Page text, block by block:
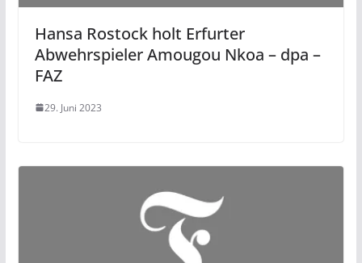
Hansa Rostock holt Erfurter
Abwehrspieler Amougou Nkoa – dpa –
FAZ
29. Juni 2023